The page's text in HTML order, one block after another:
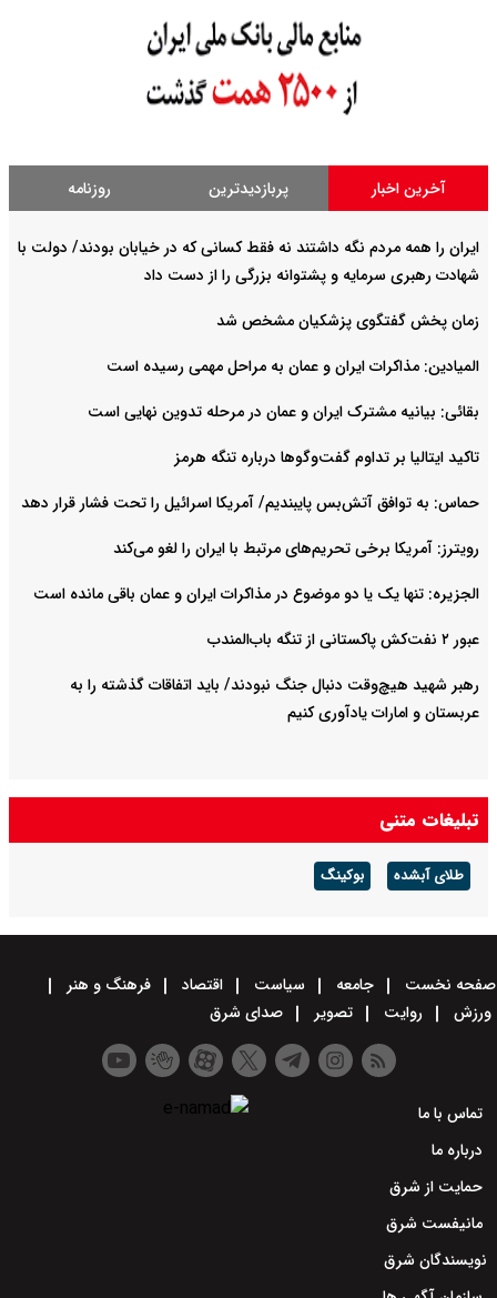
آخرین اخبار پربازدیدترین روزنامه
ایران را همه مردم نگه داشتند نه فقط کسانی که در خیابان بودند/ دولت با
شهادت رهبری سرمایه و پشتوانه بزرگی را از دست داد
زمان پخش گفتگوی پزشکیان مشخص شد
المیادین: مذاکرات ایران و عمان به مراحل مهمی رسیده است
بقائی: بیانیه مشترک ایران و عمان در مرحله تدوین نهایی است
تاکید ایتالیا بر تداوم گفت‌وگوها درباره تنگه هرمز
حماس: به توافق آتش‌بس پایبندیم/ آمریکا اسرائیل را تحت فشار قرار دهد
رویترز: آمریکا برخی تحریم‌های مرتبط با ایران را لغو می‌کند
الجزیره: تنها یک یا دو موضوع در مذاکرات ایران و عمان باقی مانده است
عبور ۲ نفت‌کش پاکستانی از تنگه باب‌المندب
رهبر شهید هیچ‌وقت دنبال جنگ نبودند/ باید اتفاقات گذشته را به
عربستان و امارات یادآوری کنیم
تبلیغات متنی
طلای آبشده بوکینگ
صفحه نخست جامعه سیاست اقتصاد
فرهنگ و هنر
ورزش
روایت تصویر صدای شرق
تماس با ما
درباره ما
حمایت از شرق
مانیفست شرق
نویسندگان شرق